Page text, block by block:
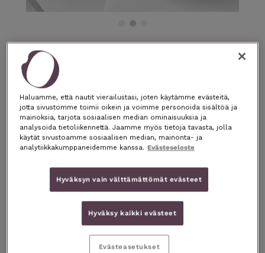
HEnto
silmänympärysvoide 15ML
HELLÄVARAISTA HOITAVUUTTA
“Ihanan kevyt koostumus! Aamuisin
silmänympärysiho tuntuu todella
levänneeltä ja koko päivän ajan
kosteutetulta.”
HENTO Silmänympärysvoide antaa herkälle
silmänympärysalueen iholle pitkäkestoista
kosteutusta ja suojaa sekä auttaa ihoa
palautumaan paremmin. Käytetään puhtaalle
iholle aamuin illoin. Herkkä silmänympärysiho
pysyy virkeänä ja hyvinvoivana tuotteen
ainutlaatuisten raaka-aineiden ansiosta.
Dermatologisesti testattu.
Haluamme, että nautit vierailustasi, joten käytämme evästeitä,
jotta sivustomme toimii oikein ja voimme personoida sisältöä ja
mainoksia, tarjota sosiaalisen median ominaisuuksia ja
analysoida tietoliikennettä. Jaamme myös tietoja tavasta, jolla
käytät sivustoamme sosiaalisen median, mainonta- ja
analytiikkakumppaneidemme kanssa. Evästeseloste
Hyväksyn vain välttämättömät evästeet
Hyväksy kaikki evästeet
Evästeasetukset